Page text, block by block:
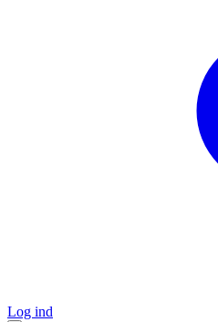
Log ind